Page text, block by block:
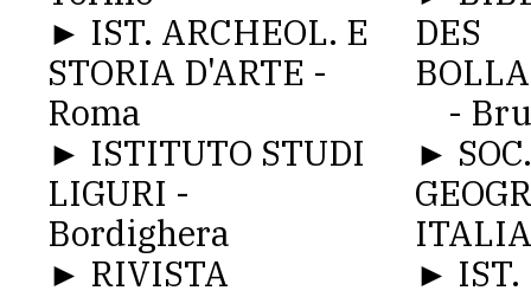
► IST. ARCHEOL. E
STORIA D'ARTE -
Roma
► ISTITUTO STUDI
LIGURI -
Bordighera
► RIVISTA
DES
-
► SOC.
► IST.